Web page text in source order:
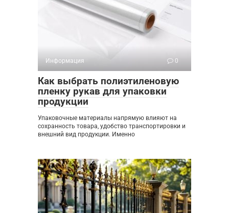
Информация 0
Как выбрать полиэтиленовую
пленку рукав для упаковки
продукции
Упаковочные материалы напрямую влияют на
сохранность товара, удобство транспортировки и
внешний вид продукции. Именно